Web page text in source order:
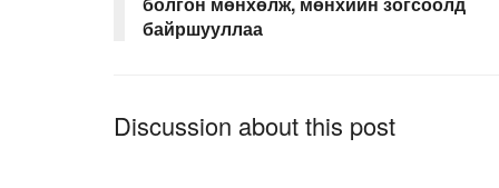
байршууллаа
Discussion about this post